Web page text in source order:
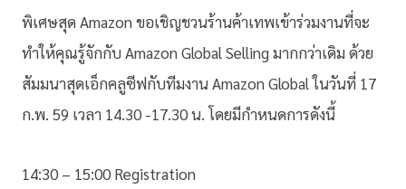
พิเศษสุด Amazon ขอเชิญชวนร้านค้าเทพเข้าร่วมงานที่จะ
ทำให้คุณรู้จักกับ Amazon Global Selling มากกว่าเดิม ด้วย
สัมมนาสุดเอ็กคลูซีฟกับทีมงาน Amazon Global ในวันที่ 17
ก.พ. 59 เวลา 14.30 -17.30 น. โดยมีกำหนดการดังนี้
14:30 – 15:00 Registration